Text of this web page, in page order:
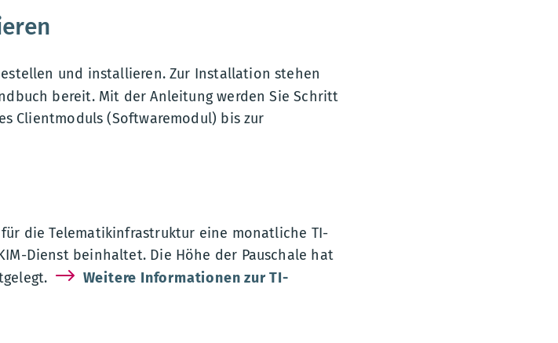
und installieren. Zur Installation stehen
bereit. Mit der Anleitung werden Sie Schritt
Clientmoduls (Softwaremodul) bis zur
die Telematikinfrastruktur eine monatliche TI-
Dienst beinhaltet. Die Höhe der Pauschale hat
Weitere Informationen zur TI-